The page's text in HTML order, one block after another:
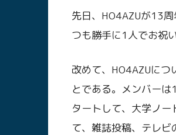
先日、HO4AZUが13
つも勝手に1人でお祝
改めて、HO4AZUに
とである。メンバー
タートして、大学ノ
て、雑誌投稿、テレビ